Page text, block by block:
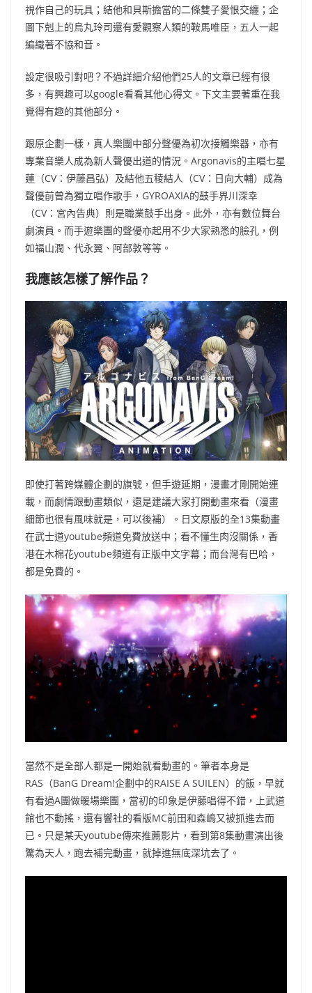
視作自己的玩具；結他和貝斯擔當的二條雙子愛恨交纏； 企
圖下剋上的烏丸玲司還有愛觀察人類的鞍馬唯臣，五人一起
編織著不協和音。
設定很吸引對吧？不過詳細介紹他們25人的文章已經有很
多，有興趣可以google看看其他心得文。下文主要著重在我
覺得有趣的其他部分。
跟原企劃一樣，真人樂團中部分聲優為初次接觸樂器，亦有
專業音樂人成為新人聲優出道的情況。Argonavis的主唱七星
蓮（CV：伊藤昌弘）及結他五稜結人（CV：日向大輔）成為
聲優前曾為獨立唱作歌手，GYROAXIA的鼓手界川深幸
（CV：宮內告典）則是職業鼓手出身。 此外，亦有數位舞台
劇演員。而手遊樂團的聲優亦起用不少大家熟悉的臉孔，例
如福山潤、代永翼、阿部敦等等。
我應該怎樣了解作品？
即使打著跨媒體企劃的旗號，但手遊延期，漫畫才剛開始連
載，而劇情跟動畫類似，還是建議大家打開動畫來看（漫畫
細節也很有風味就是，可以後補）。日文原版的全13集動畫
在武士道youtube頻道免費放送中；看不懂生肉沒關係，香
港在木棉花youtube頻道有正版中文字幕； 而台灣有巴哈，
都是免費的。
當然不是全部人都是一開始就看動畫的。筆者本身是
RAS（BanG Dream!企劃中的RAISE A SUILEN）的飯，早就
有看過A團做暖場樂團 ，當初的印象是伊藤唱得不錯，上武道
館也不動搖，還有響社的看版MC前田和森嶋又被抓進去而
已。只是某天youtube傳來推薦影片，看到第8集動畫演出後
驚為天人，跑去補完動畫，就掉進無底深坑去了。